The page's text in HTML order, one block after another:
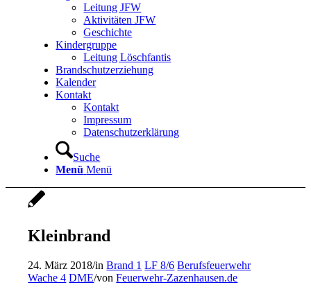
Leitung JFW
Aktivitäten JFW
Geschichte
Kindergruppe
Leitung Löschfantis
Brandschutzerziehung
Kalender
Kontakt
Kontakt
Impressum
Datenschutzerklärung
Suche
Menü Menü
Kleinbrand
24. März 2018/inBrand 1 LF 8/6 Berufsfeuerwehr
Wache 4 DME/vonFeuerwehr-Zazenhausen.de